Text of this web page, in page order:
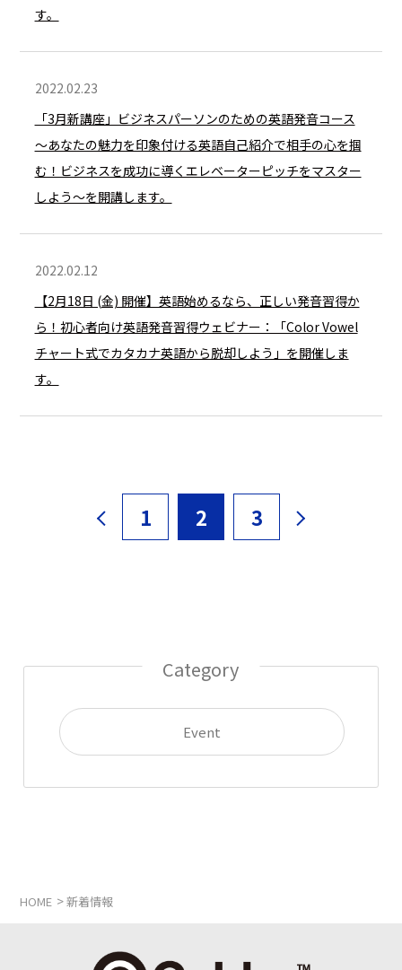
す。
2022.02.23
「3月新講座」ビジネスパーソンのための英語発音コース
～あなたの魅力を印象付ける英語自己紹介で相手の心を掴
む！ビジネスを成功に導くエレベーターピッチをマスター
しよう〜を開講します。
2022.02.12
【2月18日 (金) 開催】英語始めるなら、正しい発音習得か
ら！初心者向け英語発音習得ウェビナー：「Color Vowel
チャート式でカタカナ英語から脱却しよう」を開催しま
す。
1 2 3
Category
Event
HOME >新着情報